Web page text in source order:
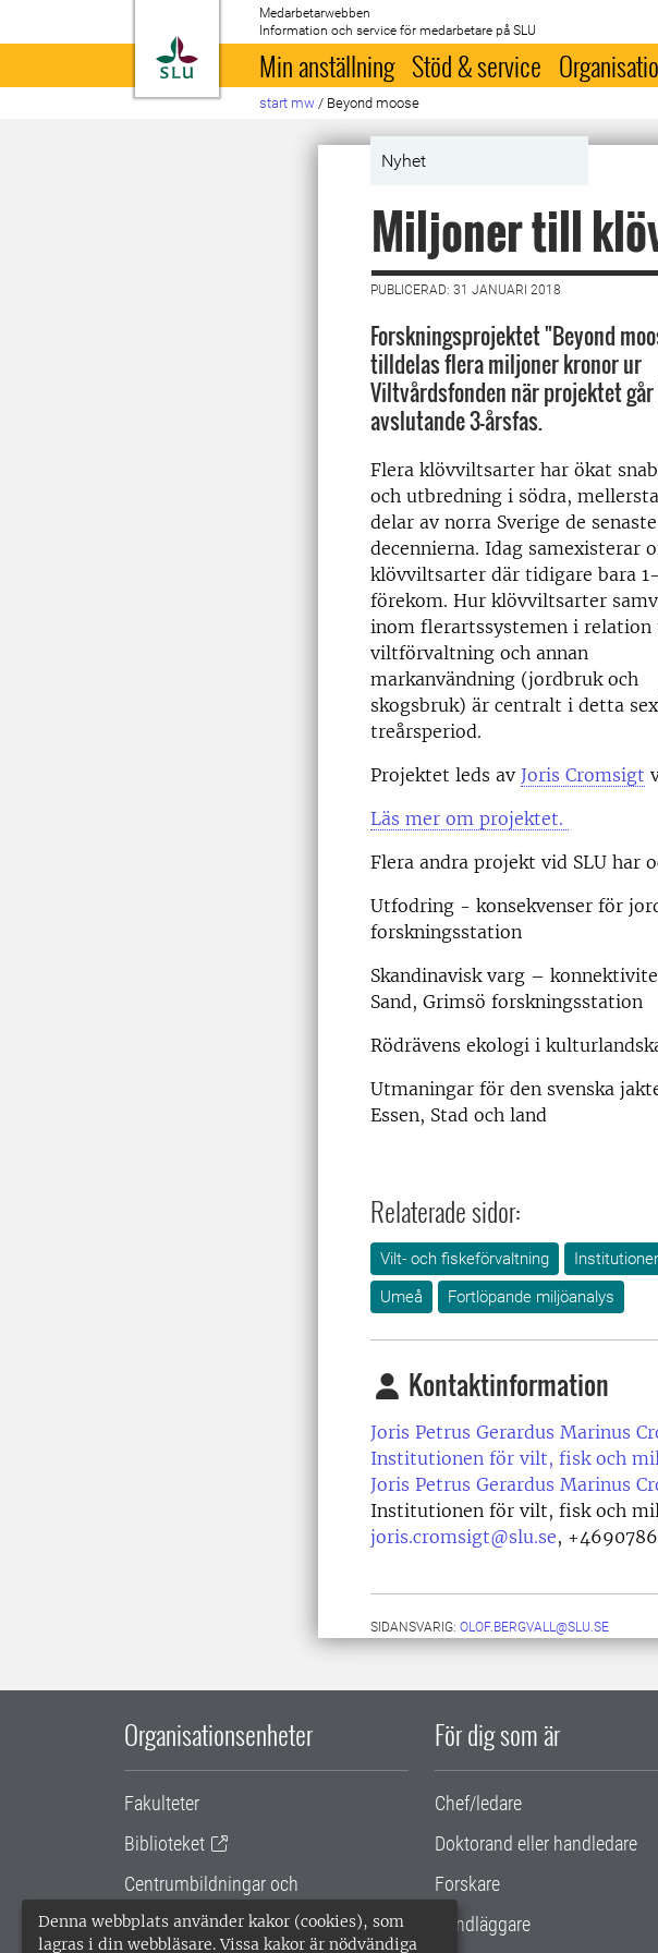
Denna webbplats använder kakor (cookies), som
lagras i din webbläsare. Vissa kakor är nödvändiga
Till startsida
Medarbetarwebben
Information och service för medarbetare på SLU
Min anställning Stöd & service
start mw / Beyond moose
Nyhet
Miljoner till
PUBLICERAD: 31 JANUARI 2018
Forskningsprojektet "Beyond
tilldelas flera miljoner kronor ur
Viltvårdsfonden när projektet
avslutande 3-årsfas.
Flera klövviltsarter har ökat
och utbredning i södra,
delar av norra Sverige de senaste
decennierna. Idag samexisterar
klövviltsarter där tidigare bara
förekom. Hur klövviltsarter
inom flerartssystemen i
viltförvaltning och annan
markanvändning (jordbruk och
skogsbruk) är centralt i detta
treårsperiod.
Projektet leds av Joris Cromsigt
Läs mer om projektet.
Flera andra projekt vid SLU har
Utfodring - konsekvenser för
forskningsstation
Skandinavisk varg –
Sand, Grimsö forskningsstation
Rödrävens ekologi i
Utmaningar för den svenska
Essen, Stad och land
Relaterade sidor:
Vilt- och fiskeförvaltning
Umeå
Fortlöpande miljöanalys
Kontaktinformation
Joris Petrus Gerardus Marinus
Institutionen för vilt, fisk och
Joris Petrus Gerardus Marinus
Institutionen för vilt, fisk och
joris.cromsigt@slu.se,
SIDANSVARIG: OLOF.BERGVALL@SLU.SE
Organisationsenheter
Fakulteter
Biblioteket
Centrumbildningar och
samarbetsprojekt
För dig som är
Chef/ledare
Doktorand eller handledare
Forskare
Handläggare